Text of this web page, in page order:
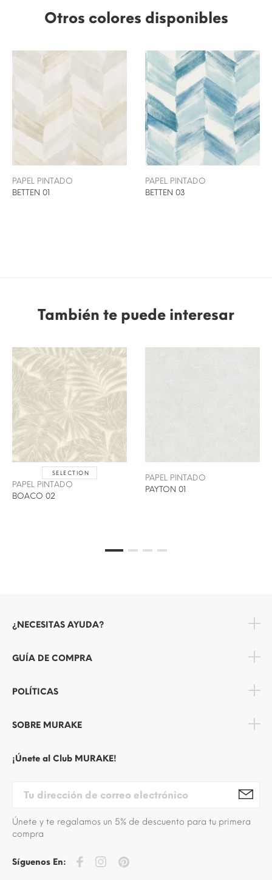
Otros colores disponibles
PAPEL PINTADO
BETTEN 01
PAPEL PINTADO
BETTEN 03
También te puede interesar
SELECTION
PAPEL PINTADO
BOACO 02
PAPEL PINTADO
PAYTON 01
¿NECESITAS AYUDA?
GUÍA DE COMPRA
POLÍTICAS
SOBRE MURAKE
¡Únete al Club MURAKE!
Únete y te regalamos un 5% de descuento para tu primera
compra
Síguenos En: